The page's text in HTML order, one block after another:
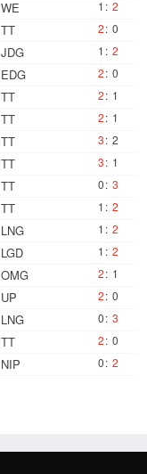
WE 1 : 2
TT 2: 0
JDG 1 : 2
EDG 2: 0
TT 2: 1
TT 2: 1
TT 3: 2
TT 3: 1
TT 0: 3
TT 1 : 2
LNG 1 : 2
LGD 1 : 2
OMG 2: 1
UP 2: 0
LNG 0: 3
TT 2: 0
NIP 0: 2